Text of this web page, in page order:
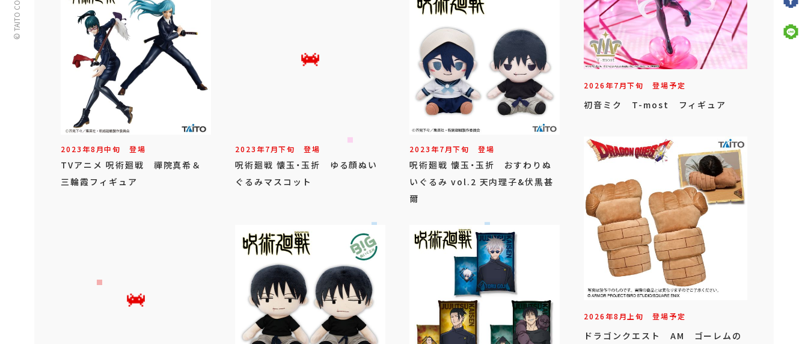
2023年8月中旬 登場
TVアニメ 呪術廻戦 禪院真希＆
三輪霞フィギュア
2023年7月下旬 登場
呪術廻戦 懐玉・玉折 ゆる顔ぬい
ぐるみマスコット
2023年7月下旬 登場
呪術廻戦 懐玉・玉折 おすわりぬ
いぐるみ vol.2 天内理子&伏黒甚
爾
2026年7月下旬 登場予定
初音ミク T-most フィギュア
2026年8月上旬 登場予定
ドラゴンクエスト AM ゴーレムの